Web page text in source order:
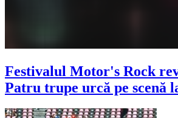
Festivalul Motor's Rock
Patru trupe urcă pe scenă